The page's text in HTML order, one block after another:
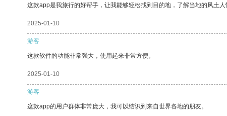
这款app是我旅行的好帮手，让我能够轻松找到目的地，了解当地的风土人
2025-01-10
游客
这款软件的功能非常强大，使用起来非常方便。
2025-01-10
游客
这款app的用户群体非常庞大，我可以结识到来自世界各地的朋友。